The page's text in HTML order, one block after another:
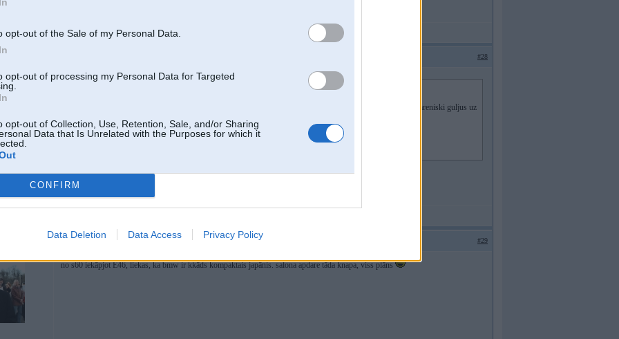
opt-out of the Sale of my Personal Data.
opt-out of processing my Personal Data for Targeted
opt-out of Collection, Use, Retention, Sale, and/or Sharing
Data that Is Unrelated with the Purposes for which it
CONFIRM
Data Deletion Data Access Privacy Policy
#28
nemuldi, e36 vispaar ir razhots kjiinas tirgum, maziem mikro cilveecinjiem,tur aizmuguree ir viena vieta - gareniski guljus uz
bnkja
Kuram vispār interesē cik vietas ir aizmugurē
26. Apr 2015, 20:12 #29
no s60 iekāpjot E46, liekas, ka bmw ir kkāds kompaktais japānis. salona apdare tāda knapa, viss plāns